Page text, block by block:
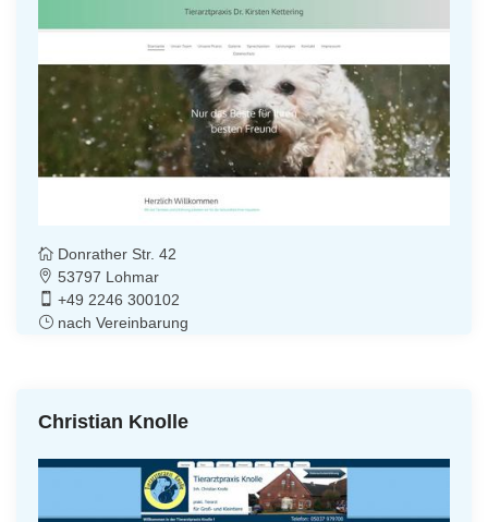
Donrather Str. 42
53797 Lohmar
+49 2246 300102
nach Vereinbarung
Christian Knolle